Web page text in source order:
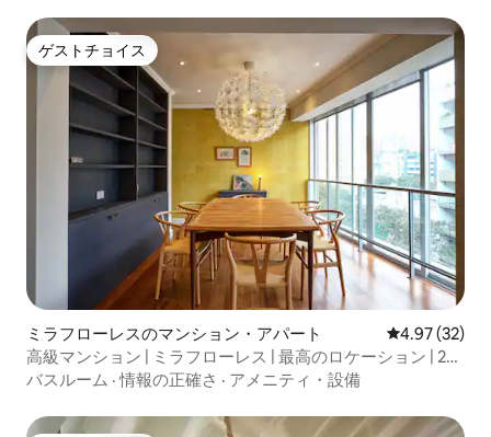
ゲストチョイス
ゲストチョイス
ミラフローレスのマンション・アパート レビュー32
4.97 (32)
高級マンション | ミラフローレス | 最高のロケーション | 2寝
室
バスルーム ·情報の正確さ · アメニティ・設備